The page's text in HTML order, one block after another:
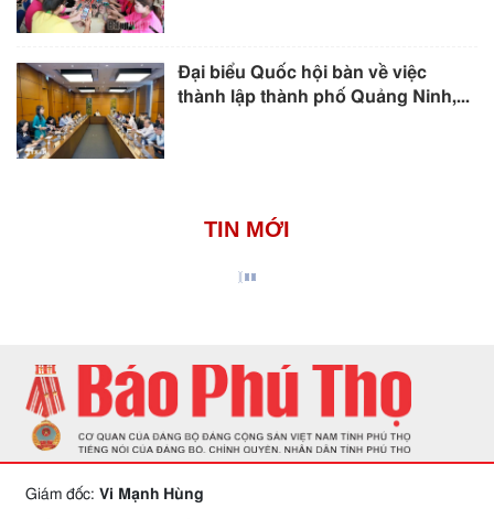
Đại biểu Quốc hội bàn về việc
thành lập thành phố Quảng Ninh,...
TIN MỚI
Giám đốc: Vi Mạnh Hùng